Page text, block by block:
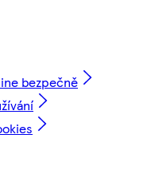
bezpečně